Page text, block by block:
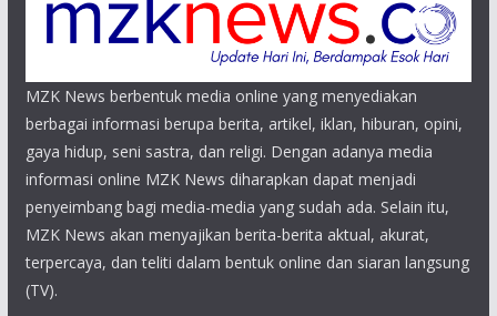
MZK News berbentuk media online yang menyediakan
berbagai informasi berupa berita, artikel, iklan, hiburan, opini,
gaya hidup, seni sastra, dan religi. Dengan adanya media
informasi online MZK News diharapkan dapat menjadi
penyeimbang bagi media-media yang sudah ada. Selain itu,
MZK News akan menyajikan berita-berita aktual, akurat,
terpercaya, dan teliti dalam bentuk online dan siaran langsung
(TV).